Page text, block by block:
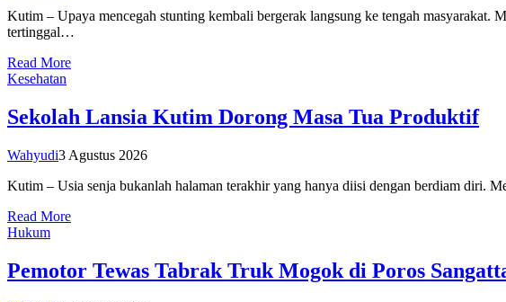
Kutim – Upaya mencegah stunting kembali bergerak langsung ke tengah
tertinggal…
Read More
Kesehatan
Sekolah Lansia Kutim Dorong Masa Tua Produktif
Wahyudi3 Agustus 2026
Kutim – Usia senja bukanlah halaman terakhir yang hanya diisi dengan berdiam diri.
Read More
Hukum
Pemotor Tewas Tabrak Truk Mogok di Poros